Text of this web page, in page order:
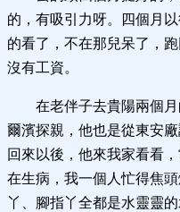
的，有吸引力呀。四個月
的看了，不在那兒呆了，
沒有工資。
在老伴子去貴陽兩個
爾濱探親，他也是從東安
回來以後，他來我家看看
在生病，我一個人忙得焦
丫、腳指丫全都是水靈靈